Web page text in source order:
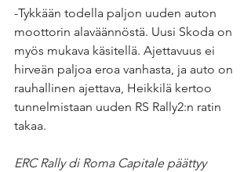
-Tykkään todella paljon uuden auton
moottorin alaväännöstä. Uusi Skoda on
myös mukava käsitellä. Ajettavuus ei
hirveän paljoa eroa vanhasta, ja auto on
rauhallinen ajettava, Heikkilä kertoo
tunnelmistaan uuden RS Rally2:n ratin
takaa.
ERC Rally di Roma Capitale päättyy